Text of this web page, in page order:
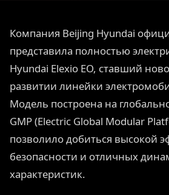
Компания Beijing Hyundai
представила полностью
Hyundai Elexio EO, ставший
развитии линейки
Модель построена на
GMP (Electric Global Modular
позволило добиться высокой
безопасности и отличных
характеристик.